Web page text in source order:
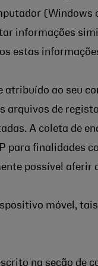
(Windows
informações
estas
ao seu
arquivos de
A coleta de
finalidades
possível
móvel,
na seção de